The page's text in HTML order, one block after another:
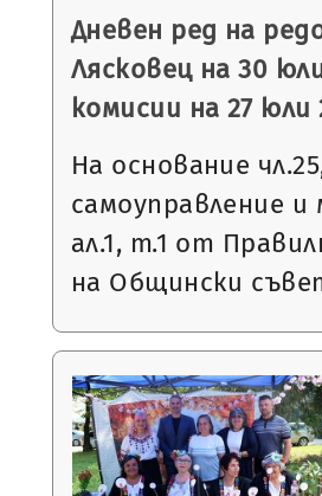
Дневен ред на
Лясковец на 30
комисии на 27 юли
На основание
самоуправление
ал.1, т.1 от
на Общински